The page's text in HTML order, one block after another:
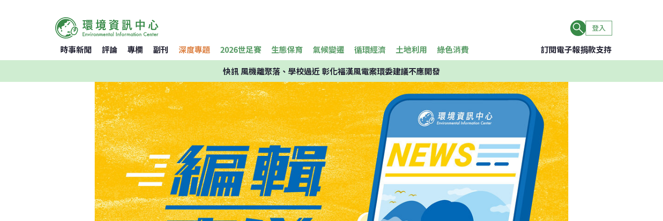
登入
時事新聞 評論 專欄 副刊 深度專題 2026世足賽 生態保育 氣候變遷 循環經濟 土地利用 綠色消費 訂閱電子報捐款支持
快訊風機離聚落、學校過近 彰化福漢風電案環委建議不應開發